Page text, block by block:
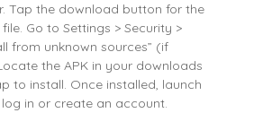
Tap the download button for the
Go to Settings > Security >
from unknown sources” (if
the APK in your downloads
to install. Once installed, launch
in or create an account.